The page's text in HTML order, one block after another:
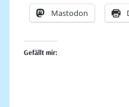
Mastodon
Gefällt mir: